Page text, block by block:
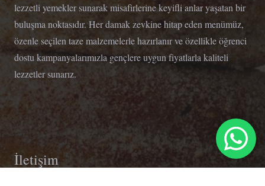
lezzetli yemekler sunarak misafirlerine keyifli anlar yaşatan bir
buluşma noktasıdır. Her damak zevkine hitap eden menümüz,
özenle seçilen taze malzemelerle hazırlanır ve özellikle öğrenci
dostu kampanyalarımızla gençlere uygun fiyatlarla kaliteli
lezzetler sunarız.
İletişim